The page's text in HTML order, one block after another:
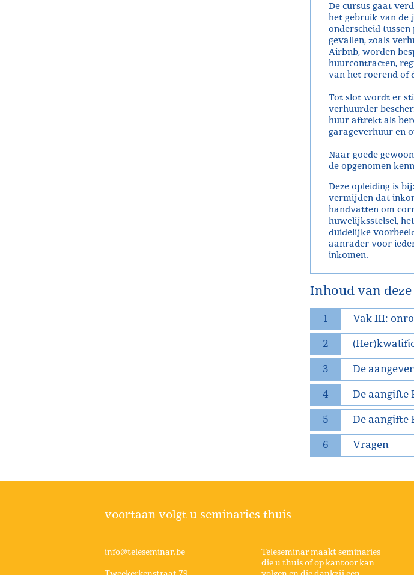
De cursus gaat
het gebruik van de
onderscheid
gevallen, zoals
Airbnb, worden
huurcontracten,
van het roerend of
Tot slot wordt er
verhuurder
huur aftrekt als
garageverhuur en
Naar goede
de opgenomen
Deze opleiding is
vermijden dat
handvatten om
huwelijksstelsel,
duidelijke
aanrader voor
inkomen.
Inhoud van
1
Vak III:
2
3
De aangever
4
De aangifte
5
De aangifte
6
Vragen
voortaan volgt u seminaries thuis
info@teleseminar.be
Teleseminar maakt seminaries
die u thuis of op kantoor kan